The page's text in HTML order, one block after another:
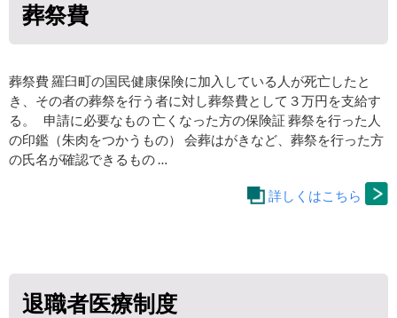
葬祭費
葬祭費 羅臼町の国民健康保険に加入している人が死亡したと
き、その者の葬祭を行う者に対し葬祭費として３万円を支給す
る。 申請に必要なもの 亡くなった方の保険証 葬祭を行った人
の印鑑（朱肉をつかうもの） 会葬はがきなど、葬祭を行った方
の氏名が確認できるもの …
詳しくはこちら
退職者医療制度